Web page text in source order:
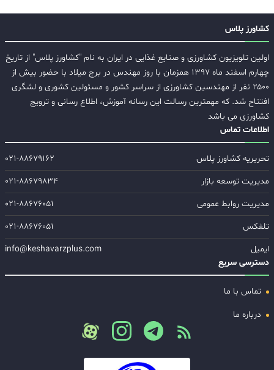
کشاورز پلاس
اولین تلویزیون کشاورزی و صنایع غذایی در ایران به نام "کشاورز پلاس" از تاریخ
چهارم اسفند ماه ۱۳۹۷ همزمان با روز مهندس در برج میلاد با حضور بیش از
۲۵۰۰ نفر از مهندسین کشاورزی از سراسر کشور و مسئولین کشوری و لشگری
افتتاح شد. که مهمترین رسالت این رسانه آموزش، اطلاع رسانی و ترویج
کشاورزی می باشد
اطلاعات تماس
تحریریه کشاورز پلاس
۰۲۱-۸۸۶۷۹۱۶۲
مدیریت توسعه بازار
۰۲۱-۸۸۶۷۹۸۳۴
مدیریت روابط عمومی
۰۲۱-۸۸۶۷۶۰۵۱
تلفکس
۰۲۱-۸۸۶۷۶۰۵۱
ایمیل
info@keshavarzplus.com
دسترسی سریع
تماس با ما
درباره ما